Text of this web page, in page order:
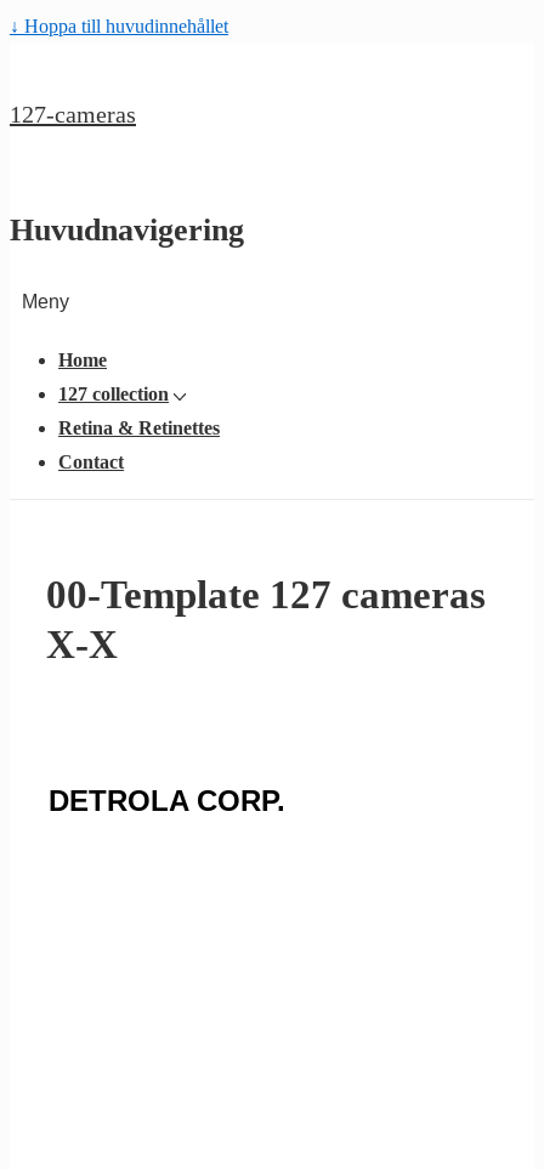
↓ Hoppa till huvudinnehållet
127-cameras
Huvudnavigering
Meny
Home
127 collection
Retina & Retinettes
Contact
00-Template 127 cameras
X-X
DETROLA CORP.